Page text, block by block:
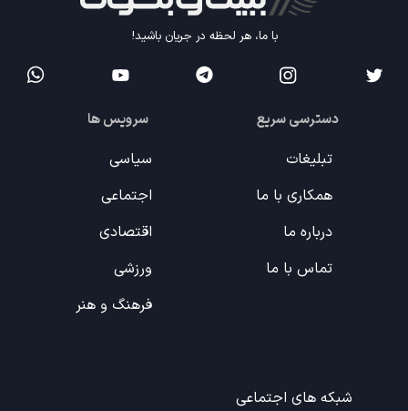
با ما، هر لحظه در جریان باشید!
دسترسی سریع
تبلیغات
همکاری با ما
درباره ما
تماس با ما
سرویس ها
سیاسی
اجتماعی
اقتصادی
ورزشی
فرهنگ و هنر
شبکه های اجتماعی